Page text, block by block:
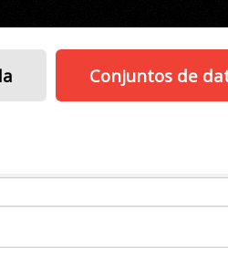
Conjuntos de